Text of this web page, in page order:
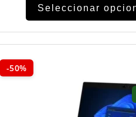
Seleccionar
-50%